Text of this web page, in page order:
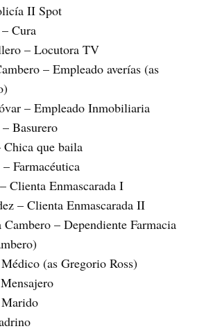
II Spot
Cura
– Locutora TV
– Empleado averías (as
– Empleado Inmobiliaria
Basurero
que baila
Farmacéutica
Clienta Enmascarada I
– Clienta Enmascarada II
– Dependiente Farmacia
(as Gregorio Ross)